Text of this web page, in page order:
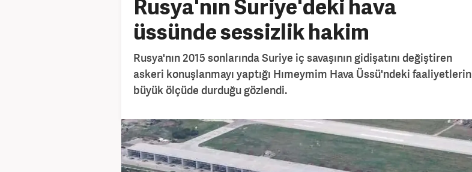
Rusya'nın Suriye'deki hava
üssünde sessizlik hakim
Rusya'nın 2015 sonlarında Suriye iç savaşının gidişatını değiştiren
askeri konuşlanmayı yaptığı Hımeymim Hava Üssü'ndeki faaliyetlerin
büyük ölçüde durduğu gözlendi.